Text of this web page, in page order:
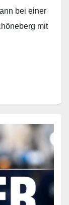
bei einer
mit